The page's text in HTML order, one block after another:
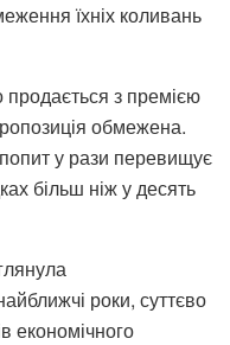
їхніх коливань
з премією
обмежена.
у рази перевищує
більш ніж у десять
роки, суттєво
економічного